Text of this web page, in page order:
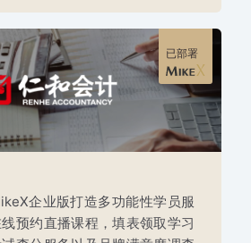
已部署
企业版打造多功能性学员服
预约直播课程，填表领取学习